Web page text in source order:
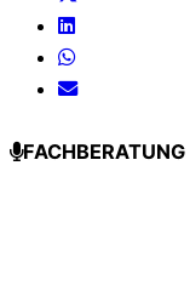
FACHBERATUNG